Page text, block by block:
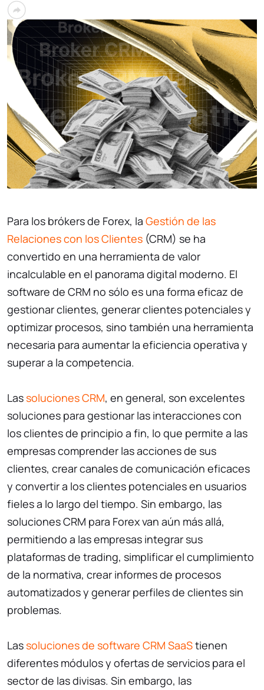
Para los brókers de Forex, la Gestión de las
Relaciones con los Clientes (CRM) se ha
convertido en una herramienta de valor
incalculable en el panorama digital moderno. El
software de CRM no sólo es una forma eficaz de
gestionar clientes, generar clientes potenciales y
optimizar procesos, sino también una herramienta
necesaria para aumentar la eficiencia operativa y
superar a la competencia.
Lassoluciones CRM, en general, son excelentes
soluciones para gestionar las interacciones con
los clientes de principio a fin, lo que permite a las
empresas comprender las acciones de sus
clientes, crear canales de comunicación eficaces
y convertir a los clientes potenciales en usuarios
fieles a lo largo del tiempo. Sin embargo, las
soluciones CRM para Forex van aún más allá,
permitiendo a las empresas integrar sus
plataformas de trading, simplificar el cumplimiento
de la normativa, crear informes de procesos
automatizados y generar perfiles de clientes sin
problemas.
Lassoluciones de software CRM SaaStienen
diferentes módulos y ofertas de servicios para el
sector de las divisas. Sin embargo, las